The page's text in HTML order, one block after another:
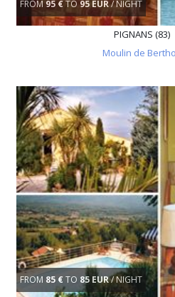
FROM 95 €TO 95 EUR/ NIGHT
PIGNANS (83)
Moulin de
FROM 85 €TO 85 EUR/ NIGHT